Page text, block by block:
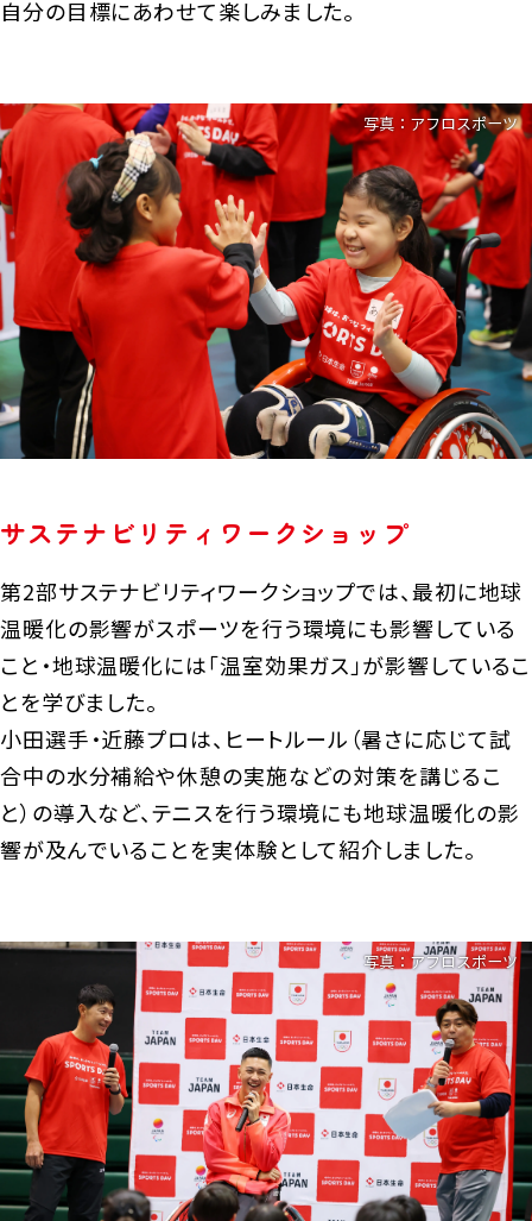
自分の目標にあわせて楽しみました。
写真：アフロスポーツ
サステナビリティワークショップ
第2部サステナビリティワークショップでは、最初に地球
温暖化の影響がスポーツを行う環境にも影響している
こと・地球温暖化には「温室効果ガス」が影響しているこ
とを学びました。
小田選手・近藤プロは、ヒートルール（暑さに応じて試
合中の水分補給や休憩の実施などの対策を講じるこ
と）の導入など、テニスを行う環境にも地球温暖化の影
響が及んでいることを実体験として紹介しました。
写真：アフロスポーツ